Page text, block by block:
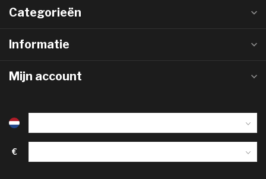
Categorieën
Informatie
Mijn account
€